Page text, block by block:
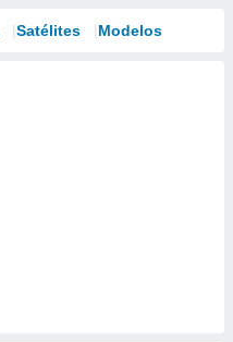
Satélites Modelos